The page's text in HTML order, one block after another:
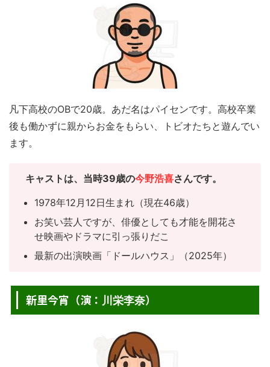
凡下高校のOBで20歳。あだ名はパイセンです。高校卒業
後も働かずに親からお金をもらい、トビオたちと遊んでい
ます。
キャスト は、当時39歳の今野浩喜さんです。
1978年12月12日生まれ（現在46歳）
お笑い芸人ですが、俳優としても才能を開花さ
せ映画やドラマに引っ張りだこ
最新の出演映画「ドールハウス」（2025年）
新里今宵（演： 川栄李奈）